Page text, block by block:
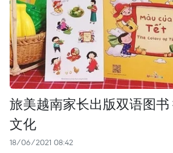
旅美越南家长出版双语图
文化
18/06/2021 08:42